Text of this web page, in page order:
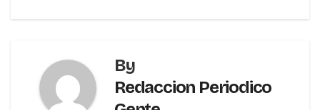
By
Redaccion Periodico